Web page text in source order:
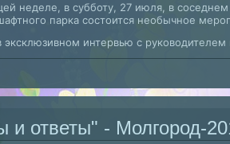
неделе, в субботу, 27 июля, в
парка состоится необычное
эксклюзивном интервью с
и ответы" - Молгород-